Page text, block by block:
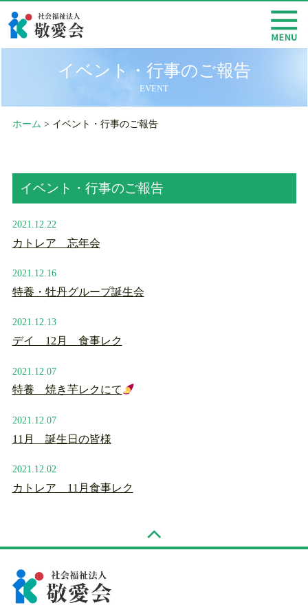
イベント・行事のご報告
EVENT
ホーム > イベント・行事のご報告
イベント・行事のご報告
2021.12.22
カトレア 忘年会
2021.12.16
特養・牡丹グループ誕生会
2021.12.13
デイ 12月 食事レク
2021.12.07
特養 焼き芋レクにて
2021.12.07
11月 誕生日の皆様
2021.12.02
カトレア 11月食事レク